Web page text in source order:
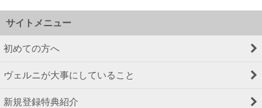
サイトメニュー
初めての方へ
ヴェルニが大事にしていること
新規登録特典紹介